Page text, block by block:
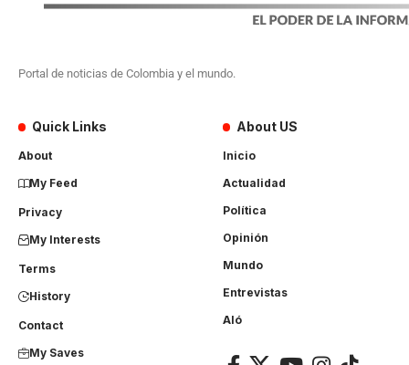
Portal de noticias de Colombia y el mundo.
Quick Links
About
My Feed
Privacy
My Interests
Terms
History
Contact
My Saves
About US
Inicio
Actualidad
Política
Opinión
Mundo
Entrevistas
Aló